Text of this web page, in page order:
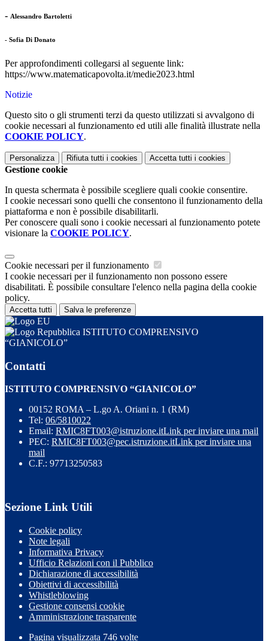
- Alessandro Bartoletti
- Sofia Di Donato
Per approfondimenti collegarsi al seguente link:
https://www.matematicapovolta.it/medie2023.html
Notizie
Questo sito o gli strumenti terzi da questo utilizzati si avvalgono di
cookie necessari al funzionamento ed utili alle finalità illustrate nella
COOKIE POLICY.
Personalizza Rifiuta tutti i cookies Accetta tutti i cookies
Gestione cookie
In questa schermata è possibile scegliere quali cookie consentire.
I cookie necessari sono quelli che consentono il funzionamento della
piattaforma e non è possibile disabilitarli.
Per conoscere quali sono i cookie necessari al funzionamento potete
visionare la COOKIE POLICY.
Cookie necessari per il funzionamento
I cookie necessari per il funzionamento non possono essere
disabilitati. È possibile consultare l'elenco nella pagina della cookie
policy.
Accetta tutti Salva le preferenze
ISTITUTO COMPRENSIVO
“GIANICOLO”
Contatti
ISTITUTO COMPRENSIVO “GIANICOLO”
00152 ROMA – L.go A. Oriani n. 1 (RM)
Tel: 06/5810022
Email: RMIC8FT003@istruzione.itLink per inviare una mail
PEC: RMIC8FT003@pec.istruzione.itLink per inviare una
mail
C.F.: 97713250583
Sezione Link Utili
Cookie policy
Note legali
Informativa Privacy
Ufficio Relazioni con il Pubblico
Dichiarazione di accessibilità
Obiettivi di accessibilità
Whistleblowing
Gestione consensi cookie
Amministrazione trasparente
Pagina visualizzata 746 volte